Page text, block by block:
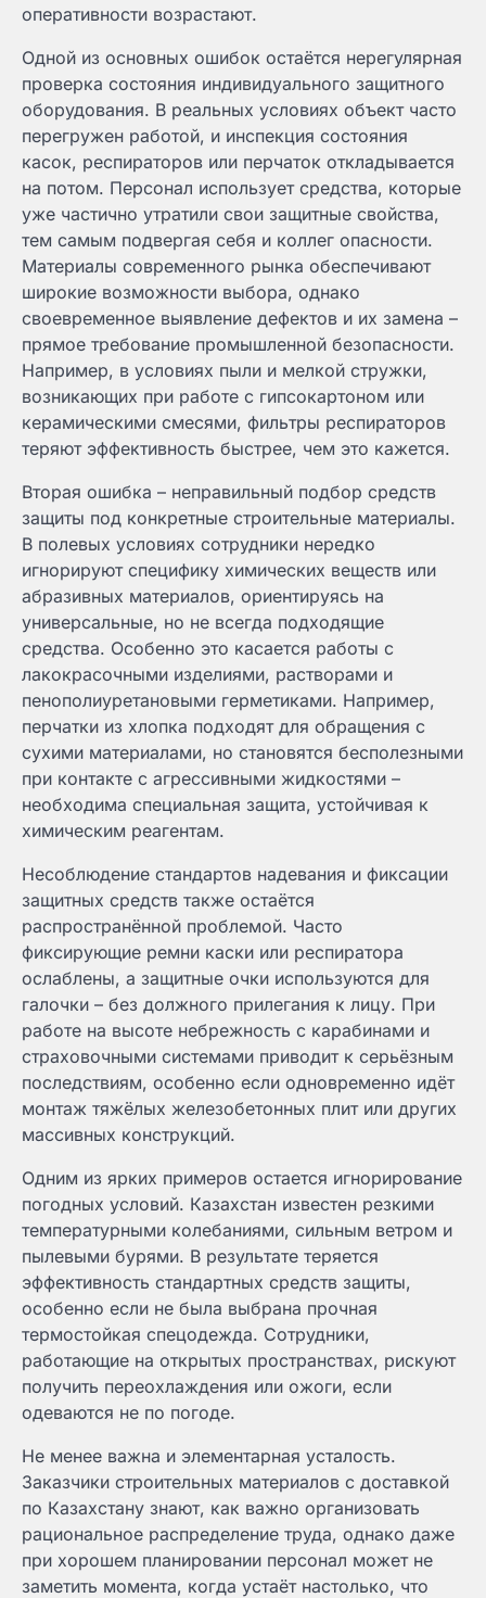
оперативности возрастают.
Одной из основных ошибок остаётся нерегулярная
проверка состояния индивидуального защитного
оборудования. В реальных условиях объект часто
перегружен работой, и инспекция состояния
касок, респираторов или перчаток откладывается
на потом. Персонал использует средства, которые
уже частично утратили свои защитные свойства,
тем самым подвергая себя и коллег опасности.
Материалы современного рынка обеспечивают
широкие возможности выбора, однако
своевременное выявление дефектов и их замена –
прямое требование промышленной безопасности.
Например, в условиях пыли и мелкой стружки,
возникающих при работе с гипсокартоном или
керамическими смесями, фильтры респираторов
теряют эффективность быстрее, чем это кажется.
Вторая ошибка – неправильный подбор средств
защиты под конкретные строительные материалы.
В полевых условиях сотрудники нередко
игнорируют специфику химических веществ или
абразивных материалов, ориентируясь на
универсальные, но не всегда подходящие
средства. Особенно это касается работы с
лакокрасочными изделиями, растворами и
пенополиуретановыми герметиками. Например,
перчатки из хлопка подходят для обращения с
сухими материалами, но становятся бесполезными
при контакте с агрессивными жидкостями –
необходима специальная защита, устойчивая к
химическим реагентам.
Несоблюдение стандартов надевания и фиксации
защитных средств также остаётся
распространённой проблемой. Часто
фиксирующие ремни каски или респиратора
ослаблены, а защитные очки используются для
галочки – без должного прилегания к лицу. При
работе на высоте небрежность с карабинами и
страховочными системами приводит к серьёзным
последствиям, особенно если одновременно идёт
монтаж тяжёлых железобетонных плит или других
массивных конструкций.
Одним из ярких примеров остается игнорирование
погодных условий. Казахстан известен резкими
температурными колебаниями, сильным ветром и
пылевыми бурями. В результате теряется
эффективность стандартных средств защиты,
особенно если не была выбрана прочная
термостойкая спецодежда. Сотрудники,
работающие на открытых пространствах, рискуют
получить переохлаждения или ожоги, если
одеваются не по погоде.
Не менее важна и элементарная усталость.
Заказчики строительных материалов с доставкой
по Казахстану знают, как важно организовать
рациональное распределение труда, однако даже
при хорошем планировании персонал может не
заметить момента, когда устаёт настолько, что